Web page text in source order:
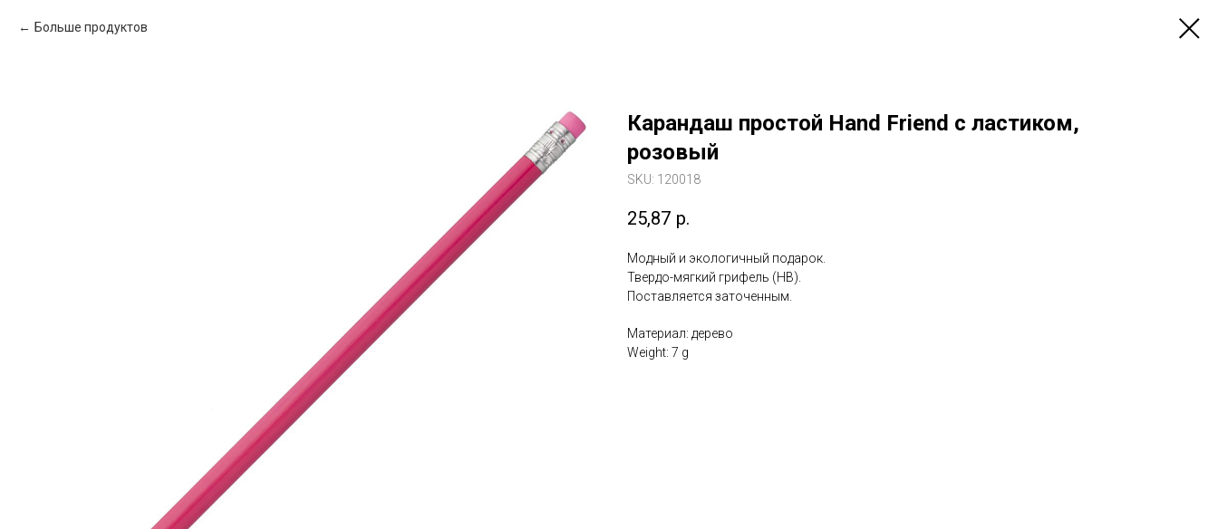
Больше продуктов
Карандаш простой Hand Friend с ластиком,
розовый
SKU: 120018
25,87 р.
Модный и экологичный подарок.
Твердо-мягкий грифель (HB).
Поставляется заточенным.
Материал: дерево
Weight: 7 g